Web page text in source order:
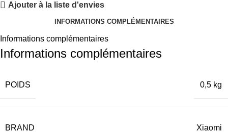
Ajouter à la liste d'envies
INFORMATIONS COMPLÉMENTAIRES
Informations complémentaires
Informations complémentaires
POIDS 0,5 kg
BRAND Xiaomi